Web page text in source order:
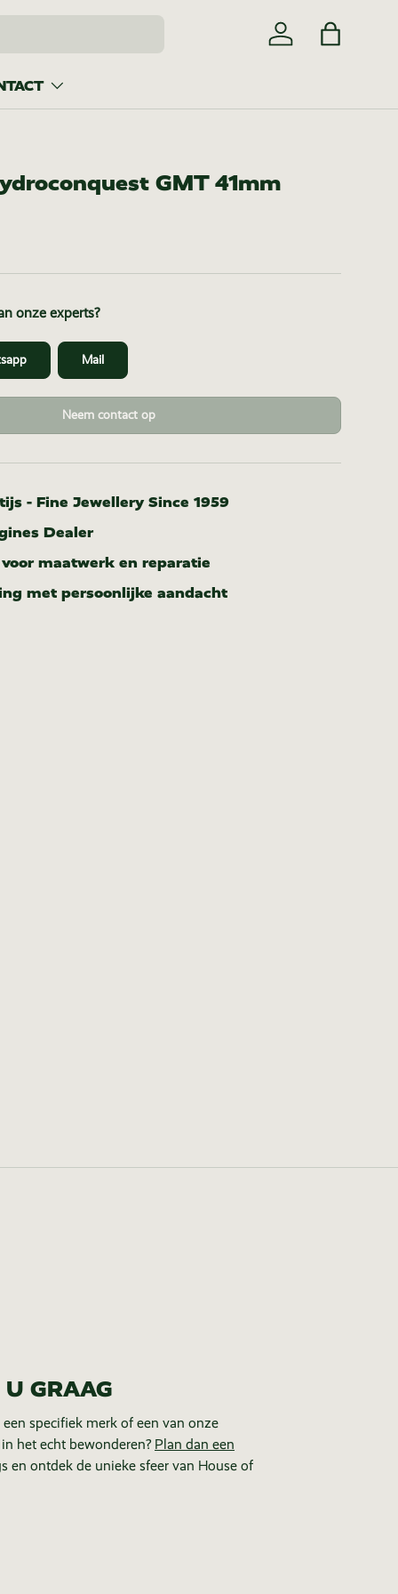
InloggenTas
GMT 41mm
onze experts?
Mail
Neem contact op
- Fine Jewellery Since 1959
Dealer
maatwerk en reparatie
met persoonlijke aandacht
GRAAG
specifiek merk of een van onze
het echt bewonderen? Plan dan een
en ontdek de unieke sfeer van House of